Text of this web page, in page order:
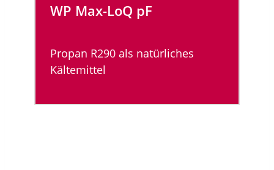
WP Max-LoQ pF
Propan R290 als natürliches
Kältemittel